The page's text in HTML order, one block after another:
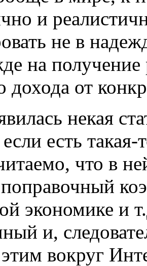
и
не в
на
дохода от
некая
есть
что в
экономике и
и,
этим вокруг